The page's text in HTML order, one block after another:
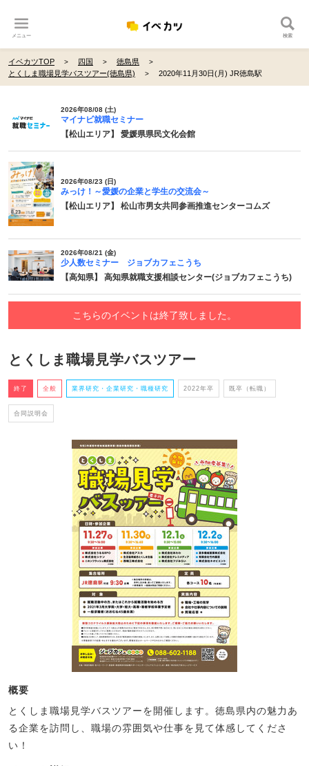
メニュー 検索
イベカツTOP 四国
徳島県
とくしま職場見学バスツアー(徳島県)
2020年11月30日(月) JR徳島駅
2026年08/08 (土)
マイナビ就職セミナー
【松山エリア】 愛媛県県民文化会館
2026年08/23 (日)
みっけ！～愛媛の企業と学生の交流会～
【松山エリア】 松山市男女共同参画推進センターコムズ
2026年08/21 (金)
少人数セミナー ジョブカフェこうち
【高知県】 高知県就職支援相談センター(ジョブカフェこうち)
こちらのイベントは終了致しました。
とくしま職場見学バスツアー
終了 全般 業界研究・企業研究・職種研究 2022年卒 既卒（転職）
合同説明会
概要
とくしま職場見学バスツアーを開催します。徳島県内の魅力あ
る企業を訪問し、職場の雰囲気や仕事を見て体感してくださ
い！